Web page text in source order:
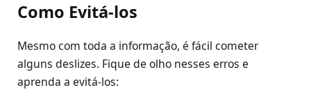
Como Evitá-los
Mesmo com toda a informação, é fácil cometer
alguns deslizes. Fique de olho nesses erros e
aprenda a evitá-los: